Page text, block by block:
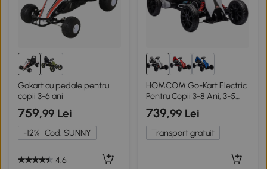
Gokart cu pedale pentru
copii 3-6 ani
759,99 Lei
-12% | Cod: SUNNY
4.6
HOMCOM Go-Kart Electric
Pentru Copii 3-8 Ani, 3-5
Km/h, Alb
739,99 Lei
Transport gratuit